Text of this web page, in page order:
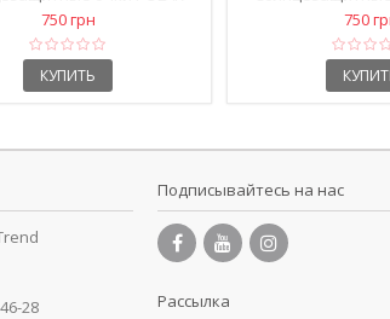
28
Подписывайтесь на нас
Рассылка